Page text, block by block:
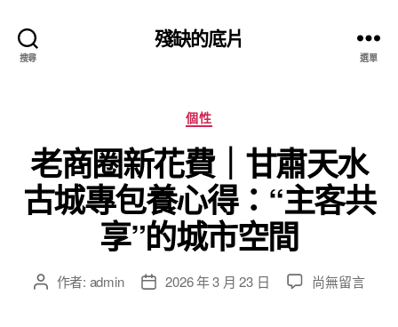
搜尋
殘缺的底片
選單
分
類
個性
老商圈新花費｜甘肅天水
古城專包養心得：“主客共
享”的城市空間
文 作者: admin
文 2026 年 3 月 23 日
在
尚無留言